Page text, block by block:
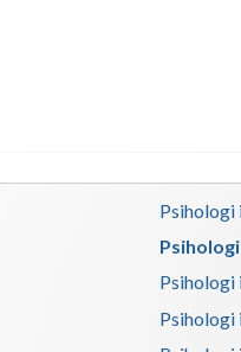
Psihologi
Psihologi
Psihologi